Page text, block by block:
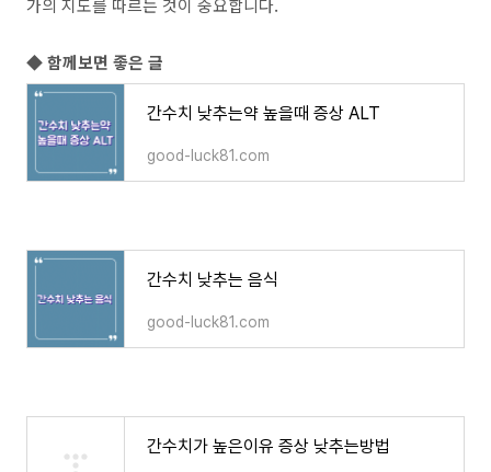
가의 지도를 따르는 것이 중요합니다.
◆ 함께보면 좋은 글
간수치 낮추는약 높을때 증상 ALT
good-luck81.com
간수치 낮추는 음식
good-luck81.com
간수치가 높은이유 증상 낮추는방법